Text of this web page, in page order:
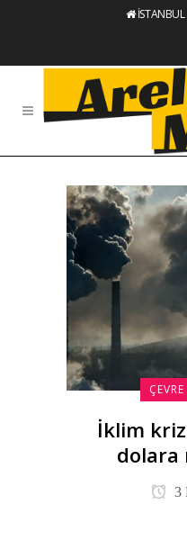
İSTANBUL
ÇEVRE
İklim
dolara
3